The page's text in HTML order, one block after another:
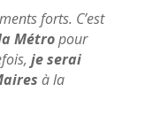
forts. C’est
Métropour
je serai
à la